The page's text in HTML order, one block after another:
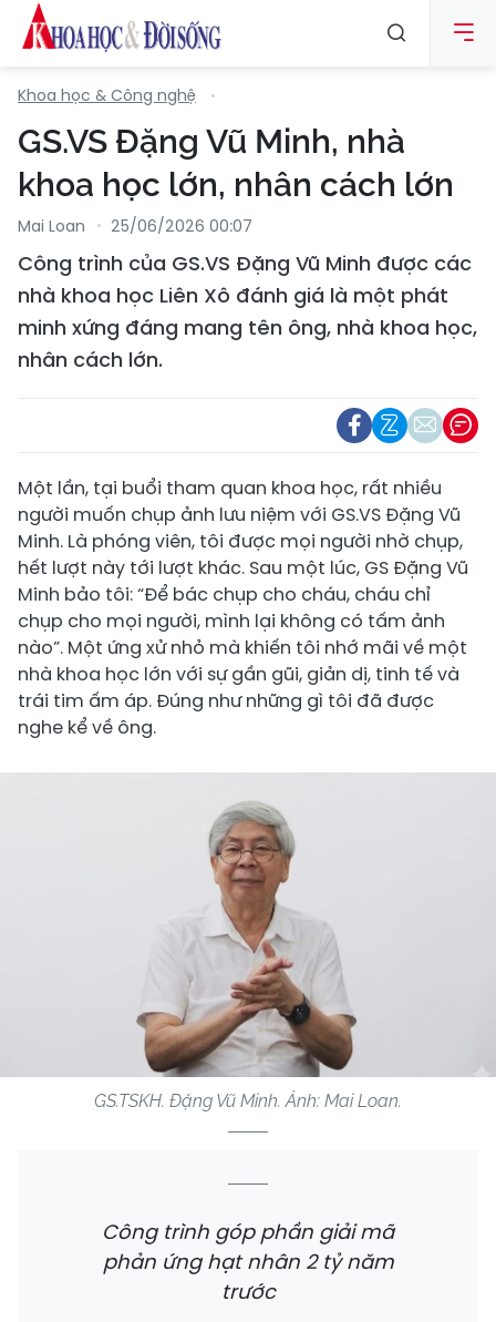
Khoa học & Công nghệ
GS.VS Đặng Vũ Minh, nhà
khoa học lớn, nhân cách lớn
Mai Loan 25/06/2026 00:07
Công trình của GS.VS Đặng Vũ Minh được các
nhà khoa học Liên Xô đánh giá là một phát
minh xứng đáng mang tên ông, nhà khoa học,
nhân cách lớn.
Một lần, tại buổi tham quan khoa học, rất nhiều
người muốn chụp ảnh lưu niệm với GS.VS Đặng Vũ
Minh. Là phóng viên, tôi được mọi người nhờ chụp,
hết lượt này tới lượt khác. Sau một lúc, GS Đặng Vũ
Minh bảo tôi: “Để bác chụp cho cháu, cháu chỉ
chụp cho mọi người, mình lại không có tấm ảnh
nào”. Một ứng xử nhỏ mà khiến tôi nhớ mãi về một
nhà khoa học lớn với sự gần gũi, giản dị, tinh tế và
trái tim ấm áp. Đúng như những gì tôi đã được
nghe kể về ông.
GS.TSKH. Đặng Vũ Minh. Ảnh: Mai Loan.
Công trình góp phần giải mã
phản ứng hạt nhân 2 tỷ năm
trước